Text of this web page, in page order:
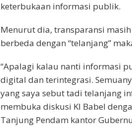
keterbukaan informasi publik.
Menurut dia, transparansi
berbeda dengan “telanjang”
“Apalagi kalau nanti informasi
digital dan terintegrasi.
yang saya sebut tadi telanjang
membuka diskusi KI Babel
Tanjung Pendam kantor